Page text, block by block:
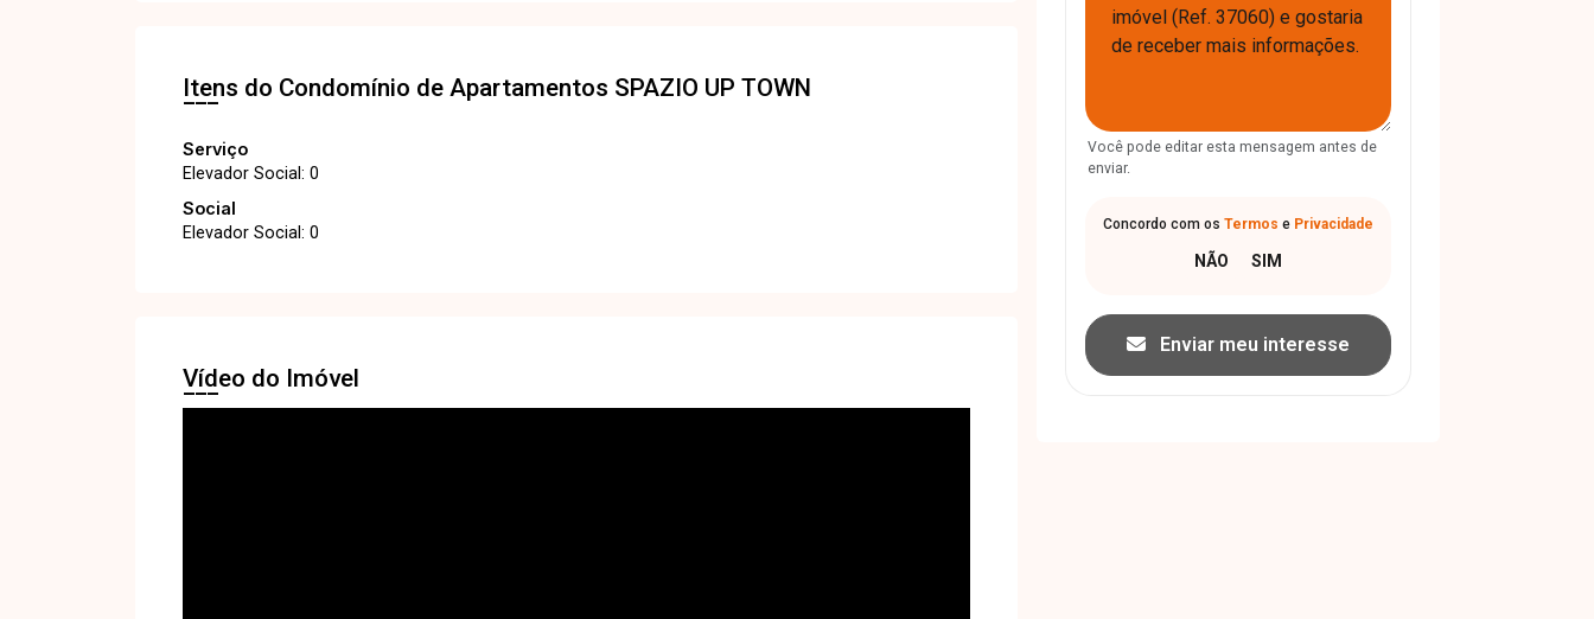
Itens do Condomínio de Apartamentos SPAZIO UP TOWN
Serviço
Elevador Social: 0
Social
Elevador Social: 0
Vídeo do Imóvel
Você pode editar esta mensagem antes de
enviar.
Concordo com os Termos e Privacidade
Enviar meu interesse